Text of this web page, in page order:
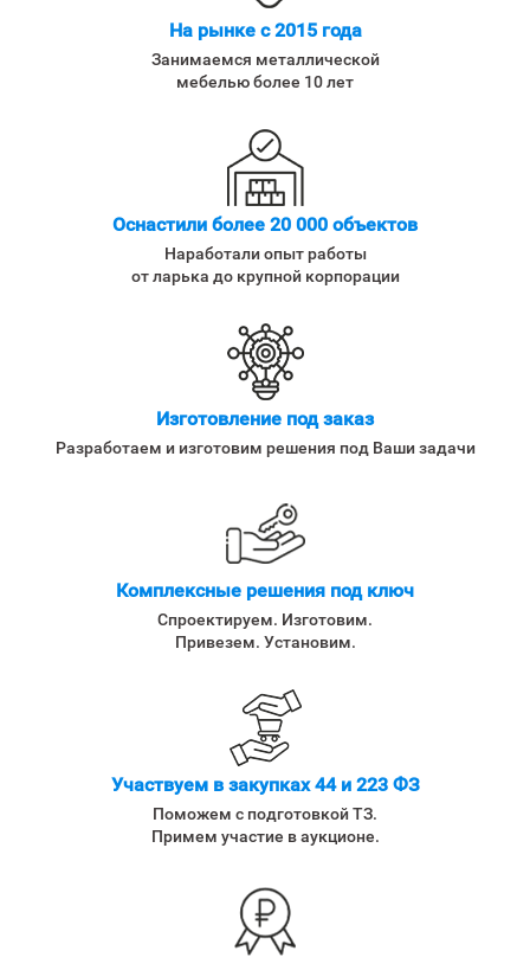
На рынке с 2015 года
Занимаемся металлической
мебелью более 10 лет
Оснастили более 20 000 объектов
Наработали опыт работы
от ларька до крупной корпорации
Изготовление под заказ
Разработаем и изготовим решения под Ваши задачи
Комплексные решения под ключ
Спроектируем. Изготовим.
Привезем. Установим.
Участвуем в закупках 44 и 223 ФЗ
Поможем с подготовкой ТЗ.
Примем участие в аукционе.